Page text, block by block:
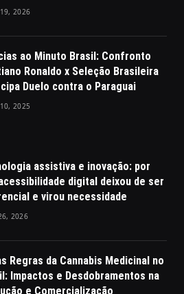
2026
ao Minuto Brasil: Confronto
Ronaldo x Seleção Brasileira
Duelo contra o Paraguai
2025
assistiva e inovação: por
digital deixou de ser
e virou necessidade
2026
Regras da Cannabis Medicinal no
Impactos e Desdobramentos na
e Comercialização